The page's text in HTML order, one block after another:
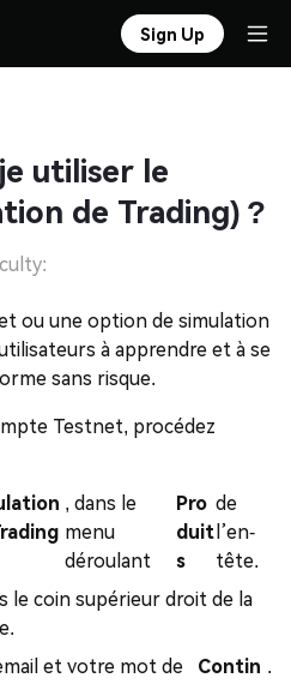
Sign Up
utiliser le
de Trading) ?
ou une option de simulation
à apprendre et à se
sans risque.
Testnet, procédez
, dans le
menu
déroulant
Pro
duit
s
de
l’en-
tête.
le coin supérieur droit de la
et votre mot de
Contin .